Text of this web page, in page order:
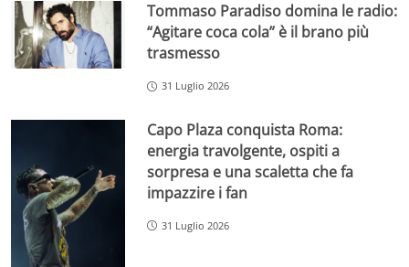
Tommaso Paradiso domina le radio:
“Agitare coca cola” è il brano più
trasmesso
31 Luglio 2026
Capo Plaza conquista Roma:
energia travolgente, ospiti a
sorpresa e una scaletta che fa
impazzire i fan
31 Luglio 2026